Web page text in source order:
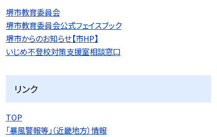
堺市教育委員会
堺市教育委員会公式フェイスブック
堺市からのお知らせ【市HP】
いじめ不登校対策支援室相談窓口
リンク
TOP
「暴風警報等」（近畿地方）情報